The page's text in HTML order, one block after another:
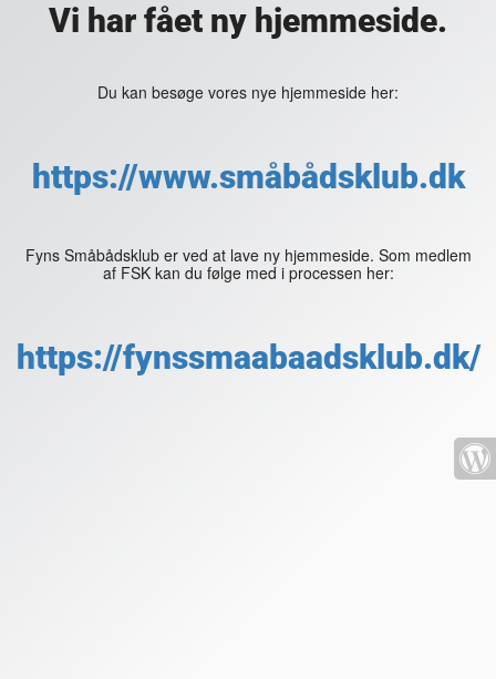
Vi har fået ny hjemmeside.
Du kan besøge vores nye hjemmeside her:
https://www.småbådsklub.dk
Fyns Småbådsklub er ved at lave ny hjemmeside. Som medlem
af FSK kan du følge med i processen her:
https://fynssmaabaadsklub.dk/